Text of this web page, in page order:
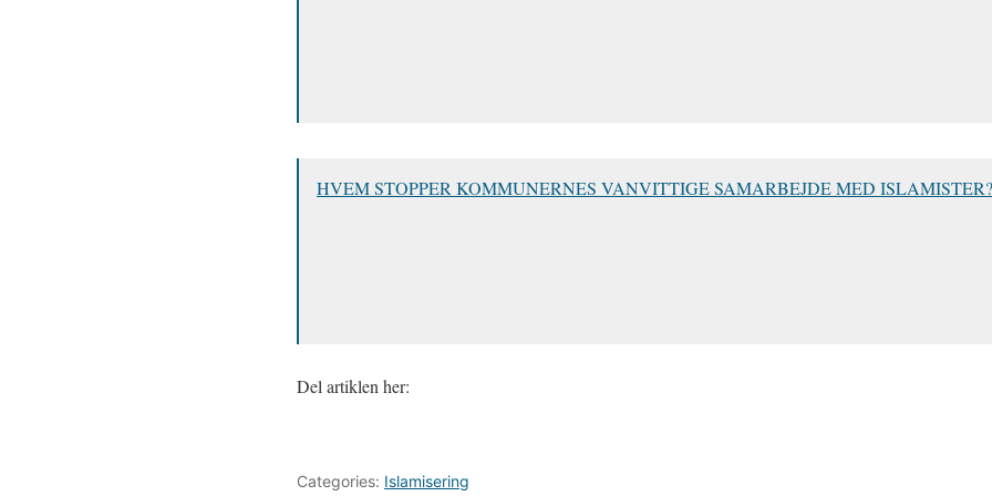
HVEM STOPPER KOMMUNERNES VANVITTIGE SAMARBEJDE MED ISLAMISTER?
Del artiklen her:
Categories: Islamisering